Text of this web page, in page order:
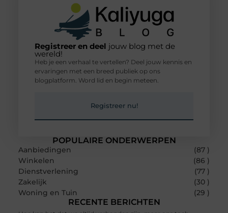
POPULAIRE ONDERWERPEN
Aanbiedingen
(87 )
Winkelen
(86 )
Dienstverlening
(77 )
Zakelijk
(30 )
Woning en Tuin
(29 )
RECENTE BERICHTEN
Registreer en deel jouw blog met de
wereld!
Heb je een verhaal te vertellen? Deel jouw kennis en
ervaringen met een breed publiek op ons
blogplatform. Word lid en begin meteen.
Registreer nu!